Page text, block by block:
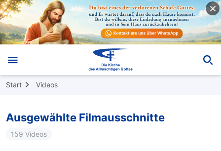
Start Videos
Ausgewählte Filmausschnitte
159 Videos